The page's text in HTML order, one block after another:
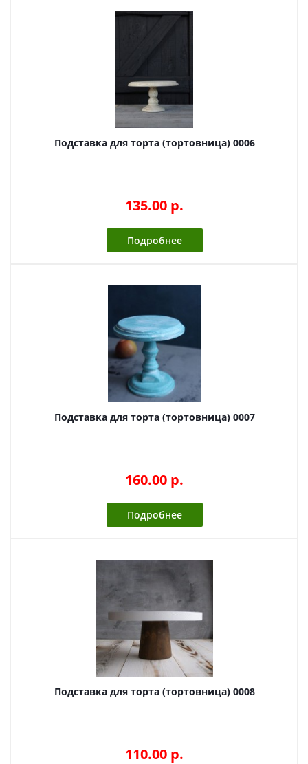
Подставка для торта (тортовница) 0006
135.00 p.
Подробнее
Подставка для торта (тортовница) 0007
160.00 p.
Подробнее
Подставка для торта (тортовница) 0008
110.00 p.